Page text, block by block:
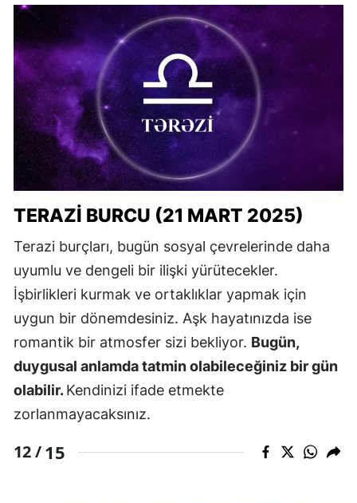
TERAZI BURCU (21 MART 2025)
Terazi burçları, bugün sosyal çevrelerinde daha
uyumlu ve dengeli bir ilişki yürütecekler.
İşbirlikleri kurmak ve ortaklıklar yapmak için
uygun bir dönemdesiniz. Aşk hayatınızda ise
romantik bir atmosfer sizi bekliyor. Bugün,
duygusal anlamda tatmin olabileceğiniz bir gün
olabilir.Kendinizi ifade etmekte
zorlanmayacaksınız.
12 /15